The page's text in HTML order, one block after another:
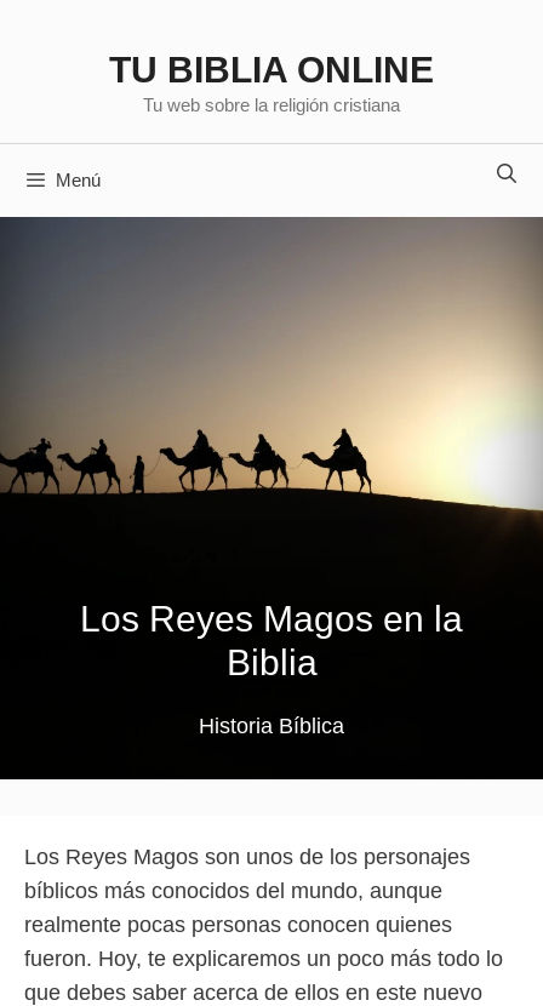
TU BIBLIA ONLINE
Tu web sobre la religión cristiana
Menú
Los Reyes Magos en la
Biblia
Historia Bíblica
Los Reyes Magos son unos de los personajes
bíblicos más conocidos del mundo, aunque
realmente pocas personas conocen quienes
fueron. Hoy, te explicaremos un poco más todo lo
que debes saber acerca de ellos en este nuevo